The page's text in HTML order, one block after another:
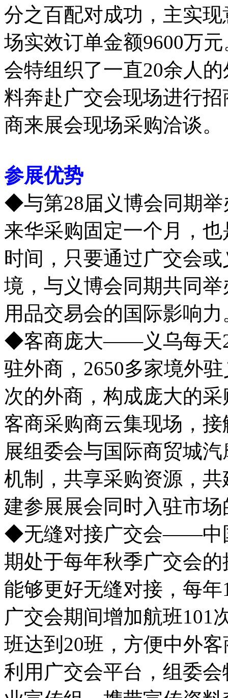
分之百配对成功，主实
场实效订单金额9600万
会特组织了一直20余人
料奔赴广交会现场进行
商来展会现场采购洽谈。
参展优势
◆与第28届义博会同期
来华采购固定一个月，
时间，只要通过广交会
境，与义博会同期共同
用品交易会的国际影响力
◆客商庞大——义乌每天
驻外商，2650多家境外
次的外商，构成庞大的
客商采购商云集现场，
展组委会与国际商贸城
机制，共享采购资源，
建参展展会同时入驻市
◆无缝对接广交会——中
期处于每年秋季广交会
能够更好无缝对接，每
广交会期间增加航班101
班达到20班，方便中外
利用广交会平台，组委